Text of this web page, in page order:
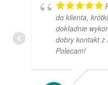
do klienta,
dokładnie
dobry kontakt z
Polecam!